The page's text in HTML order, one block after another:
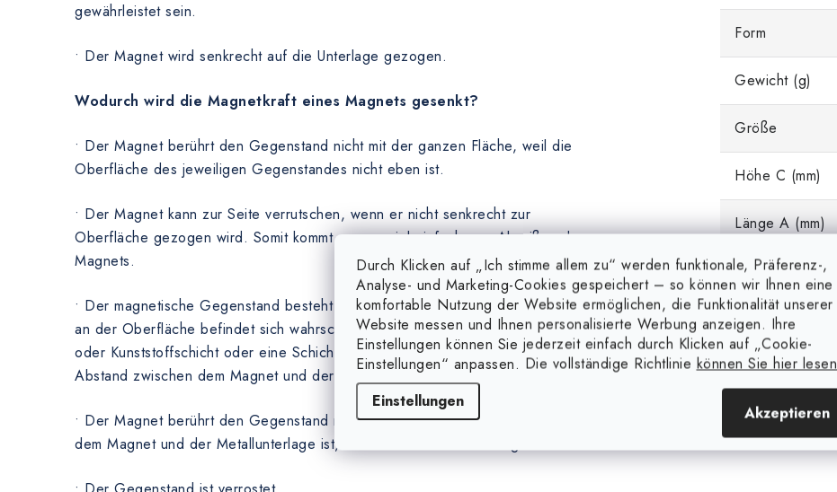
Durch Klicken auf „Ich stimme allem zu“ werden funktionale, Präferenz-,
Analyse- und Marketing-Cookies gespeichert – so können wir Ihnen eine
komfortable Nutzung der Website ermöglichen, die Funktionalität unserer
Website messen und Ihnen personalisierte Werbung anzeigen. Ihre
Einstellungen können Sie jederzeit einfach durch Klicken auf „Cookie-
Einstellungen“ anpassen. Die vollständige Richtlinie können Sie hier lesen
Einstellungen
Akzeptieren
gewährleistet sein.
• Der Magnet wird senkrecht auf die Unterlage gezogen.
Wodurch wird die Magnetkraft eines Magnets gesenkt?
• Der Magnet berührt den Gegenstand nicht mit der ganzen Fläche, weil die
Oberfläche des jeweiligen Gegenstandes nicht eben ist.
• Der Magnet kann zur Seite verrutschen, wenn er nicht senkrecht zur
Oberfläche gezogen wird. Somit kommt es zum viel einfacheren Abreißen des
Magnets.
• Der magnetische Gegenstand besteht nicht aus reinem (magnetischem) Stahl,
an der Oberfläche befindet sich wahrscheinlich ein Farbanstrich, eine Gummi-
oder Kunststoffschicht oder eine Schicht von einem anderen Material, die den
Abstand zwischen dem Magnet und der Metallunterlage vergrößert.
• Der Magnet berührt den Gegenstand nicht. Je größer der Abstand zwischen
dem Magnet und der Metallunterlage ist, desto kleiner wird die Magnetkraft.
Form
Gewicht (g)
Größe
Höhe C (mm)
Länge A (mm)